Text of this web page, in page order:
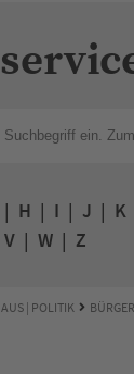
| H | I | J | K
V | W | Z
| POLITIK